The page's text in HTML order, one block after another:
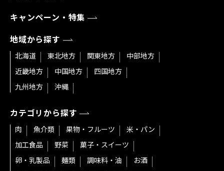
キャンペーン・特集
地域から探す
北海道 東北地方 関東地方
中部地方
近畿地方
中国地方
四国地方
九州地方
沖縄
カテゴリから探す
肉 魚介類 果物・フルーツ
米・パン
加工食品
野菜
菓子・スイーツ
卵・乳製品
麺類 調味料・油
お酒